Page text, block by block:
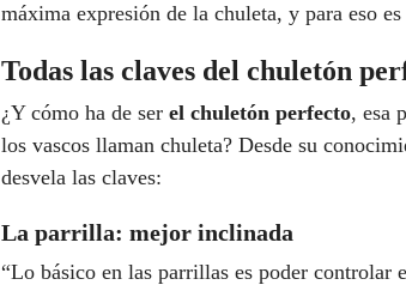
máxima expresión de la chuleta, y para eso
Todas las claves del chuletón
¿Y cómo ha de ser el chuletón perfecto, esa
los vascos llaman chuleta? Desde su
desvela las claves:
La parrilla: mejor inclinada
“Lo básico en las parrillas es poder